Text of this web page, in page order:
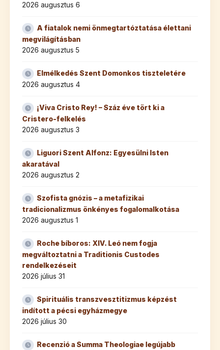
2026 augusztus 6
A fiatalok nemi önmegtartóztatása élettani
megvilágításban
2026 augusztus 5
Elmélkedés Szent Domonkos tiszteletére
2026 augusztus 4
¡Viva Cristo Rey! – Száz éve tört ki a
Cristero-felkelés
2026 augusztus 3
Liguori Szent Alfonz: Egyesülni Isten
akaratával
2026 augusztus 2
Szofista gnózis – a metafizikai
tradicionalizmus önkényes fogalomalkotása
2026 augusztus 1
Roche bíboros: XIV. Leó nem fogja
megváltoztatni a Traditionis Custodes
rendelkezéseit
2026 július 31
Spirituális transzvesztitizmus képzést
indított a pécsi egyházmegye
2026 július 30
Recenzió a Summa Theologiae legújabb